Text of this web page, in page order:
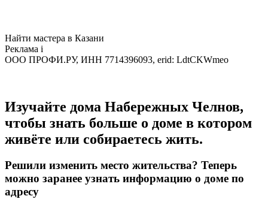
Найти мастера в Казани
Реклама i
ООО ПРОФИ.РУ, ИНН 7714396093, erid: LdtCKWmeo
Изучайте дома Набережных Челнов,
чтобы знать больше о доме в котором
живёте или собираетесь жить.
Решили изменить место жительства? Теперь
можно заранее узнать информацию о доме по
адресу